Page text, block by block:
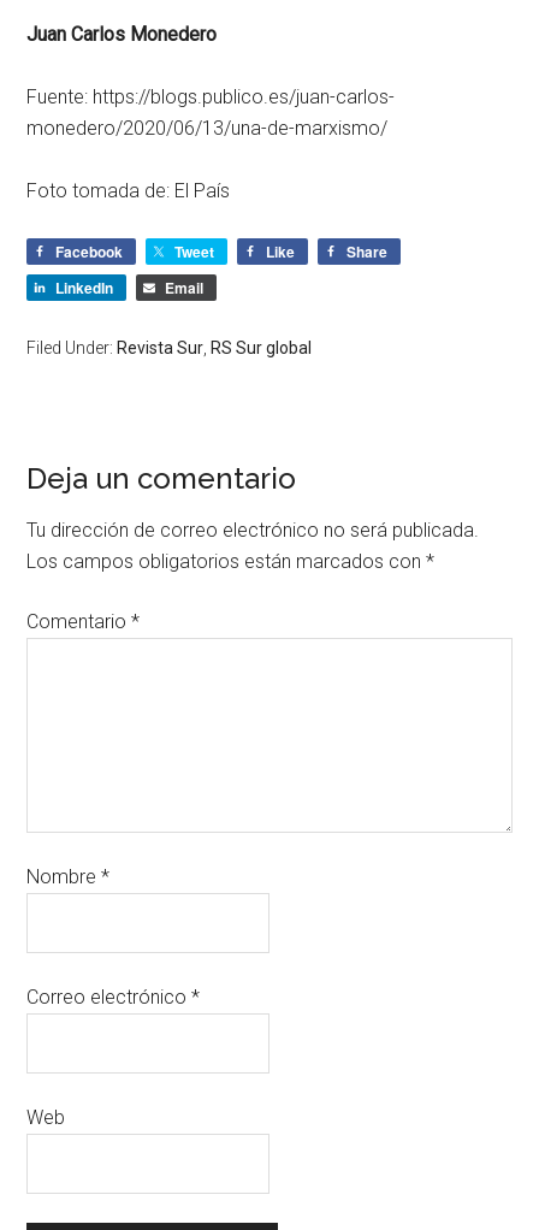
Juan Carlos Monedero
Fuente: https://blogs.publico.es/juan-carlos-
monedero/2020/06/13/una-de-marxismo/
Foto tomada de: El País
Facebook Tweet Like
Share
LinkedIn
Email
Filed Under: Revista Sur RS Sur global
Deja un comentario
Tu dirección de correo electrónico no será publicada.
Los campos obligatorios están marcados con*
Comentario*
Nombre*
Correo electrónico*
Web